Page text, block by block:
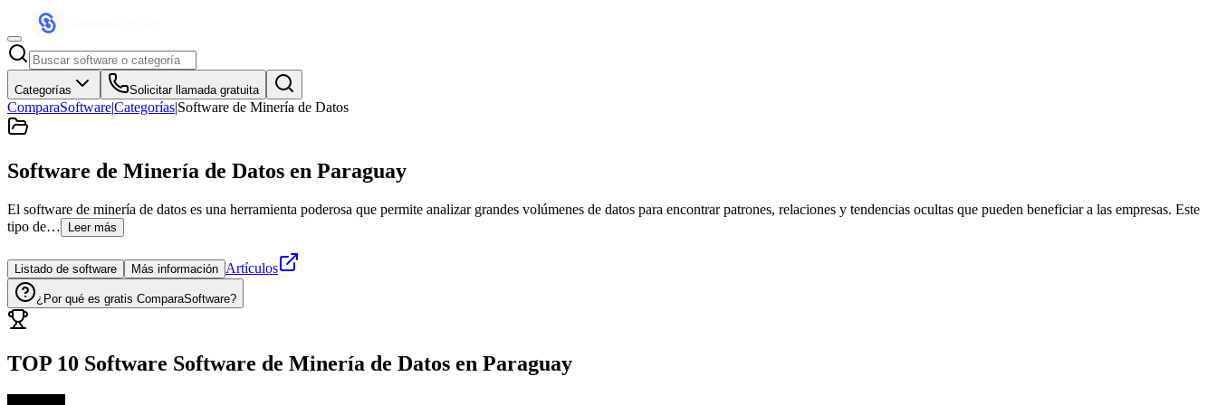
Categorías Solicitar llamada gratuita
ComparaSoftware|Categorías|Software de Minería de Datos
Software de Minería de Datos en Paraguay
El software de minería de datos es una herramienta poderosa que permite analizar grandes volúmenes de datos para encontrar patrones, relaciones y tendencias ocultas que pueden beneficiar a las empresas. Este
tipo de…
Leer más
Listado de software Más información Artículos
¿Por qué es gratis ComparaSoftware?
TOP 10 Software Software de Minería de Datos en Paraguay